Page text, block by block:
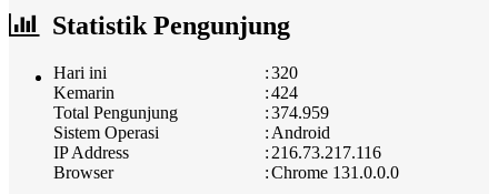
Statistik Pengunjung
Hari ini :320
Kemarin
:424
Total Pengunjung
:374.959
Sistem Operasi
: Android
IP Address
: 216.73.217.116
Browser
:Chrome 131.0.0.0